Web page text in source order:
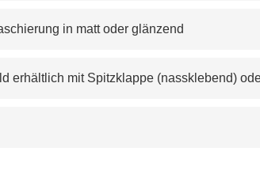
in matt oder glänzend
erhältlich mit Spitzklappe (nassklebend)